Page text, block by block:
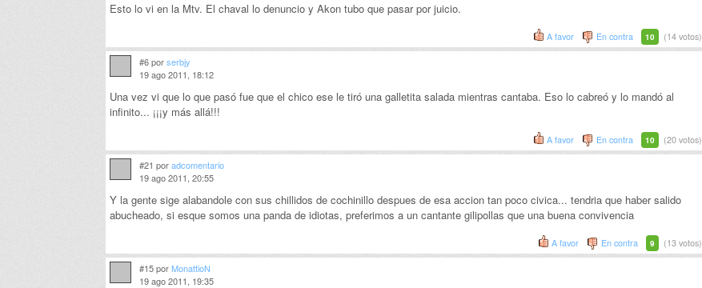
Esto lo vi en la Mtv. El chaval lo denuncio y Akon tubo que pasar por juicio.
A favor En contra 10 (14 votos)
#6 porserbjy
19 ago 2011, 18:12
Una vez vi que lo que pasó fue que el chico ese le tiró una galletita salada mientras cantaba. Eso lo cabreó y lo mandó al
infinito... ¡¡¡y más allá!!!
A favor En contra 10 (20 votos)
#21 poradcomentario
19 ago 2011, 20:55
Y la gente sige alabandole con sus chillidos de cochinillo despues de esa accion tan poco civica... tendria que haber salido
abucheado, si esque somos una panda de idiotas, preferimos a un cantante gilipollas que una buena convivencia
A favor En contra 9 (13 votos)
#15 porMonattioN
19 ago 2011, 19:35